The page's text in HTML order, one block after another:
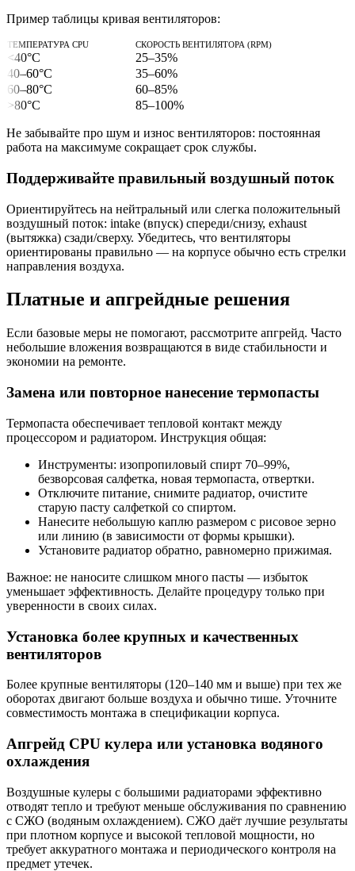
Пример таблицы кривая вентиляторов:
ТЕМПЕРАТУРА CPU СКОРОСТЬ ВЕНТИЛЯТОРА (RPM)
<40°C
25–35%
40–60°C
35–60%
60–80°C
60–85%
>80°C
85–100%
Не забывайте про шум и износ вентиляторов: постоянная
работа на максимуме сокращает срок службы.
Поддерживайте правильный воздушный поток
Ориентируйтесь на нейтральный или слегка положительный
воздушный поток: intake (впуск) спереди/снизу, exhaust
(вытяжка) сзади/сверху. Убедитесь, что вентиляторы
ориентированы правильно — на корпусе обычно есть стрелки
направления воздуха.
Платные и апгрейдные решения
Если базовые меры не помогают, рассмотрите апгрейд. Часто
небольшие вложения возвращаются в виде стабильности и
экономии на ремонте.
Замена или повторное нанесение термопасты
Термопаста обеспечивает тепловой контакт между
процессором и радиатором. Инструкция общая:
Инструменты: изопропиловый спирт 70–99%,
безворсовая салфетка, новая термопаста, отвертки.
Отключите питание, снимите радиатор, очистите
старую пасту салфеткой со спиртом.
Нанесите небольшую каплю размером с рисовое зерно
или линию (в зависимости от формы крышки).
Установите радиатор обратно, равномерно прижимая.
Важное: не наносите слишком много пасты — избыток
уменьшает эффективность. Делайте процедуру только при
уверенности в своих силах.
Установка более крупных и качественных
вентиляторов
Более крупные вентиляторы (120–140 мм и выше) при тех же
оборотах двигают больше воздуха и обычно тише. Уточните
совместимость монтажа в спецификации корпуса.
Апгрейд CPU кулера или установка водяного
охлаждения
Воздушные кулеры с большими радиаторами эффективно
отводят тепло и требуют меньше обслуживания по сравнению
с СЖО (водяным охлаждением). СЖО даёт лучшие результаты
при плотном корпусе и высокой тепловой мощности, но
требует аккуратного монтажа и периодического контроля на
предмет утечек.